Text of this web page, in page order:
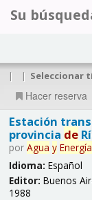
Su
| | Seleccionar
Hacer reserva
Estación
provincia de
por Agua y Energía
Idioma: Español
Editor: Buenos
1988